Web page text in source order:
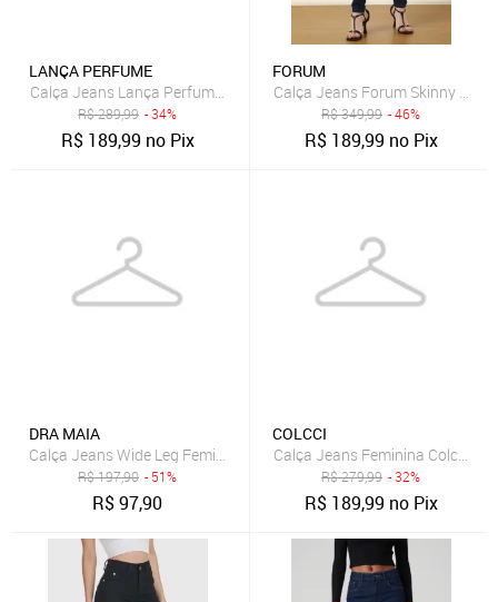
LANÇA PERFUME
Calça Jeans Lança Perfume Skinny Vesta Azul
R$289,99 - 34%
R$ 189,99 no Pix
FORUM
Calça Jeans Forum Skinny
R$349,99 - 46%
R$ 189,99 no Pix
DRA MAIA
Calça Jeans Wide Leg Feminina Dra Maia Grafite
R$197,90 - 51%
R$97,90
COLCCI
Calça Jeans Feminina Colcci
R$279,99 - 32%
R$ 189,99 no Pix